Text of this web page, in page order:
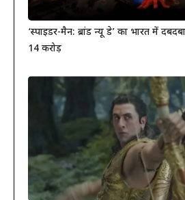
‘स्पाइडर-मैन: ब्रांड न्यू डे’ का भारत में
14 करोड़